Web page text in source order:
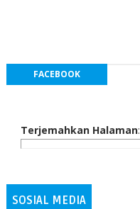
FACEBOOK
Terjemahkan Halaman:
SOSIAL MEDIA